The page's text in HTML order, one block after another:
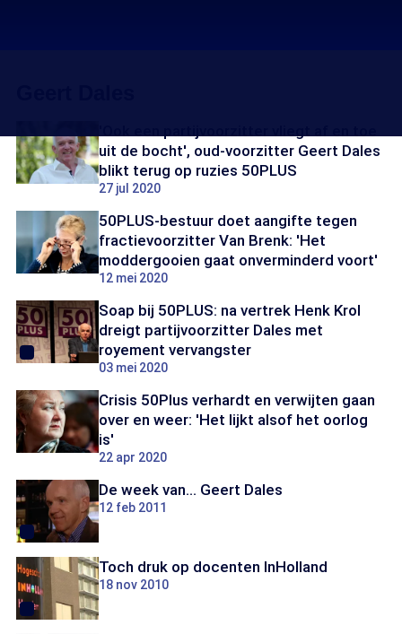
uit de bocht', oud-voorzitter Geert Dales
blikt terug op ruzies 50PLUS
27 jul 2020
50PLUS-bestuur doet aangifte tegen
fractievoorzitter Van Brenk: 'Het
moddergooien gaat onverminderd voort'
12 mei 2020
Soap bij 50PLUS: na vertrek Henk Krol
dreigt partijvoorzitter Dales met
royement vervangster
03 mei 2020
Crisis 50Plus verhardt en verwijten gaan
over en weer: 'Het lijkt alsof het oorlog
is'
22 apr 2020
De week van... Geert Dales
12 feb 2011
Toch druk op docenten InHolland
18 nov 2010